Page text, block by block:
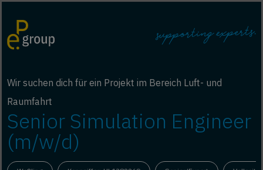
Wir suchen dich für ein Projekt im Bereich Luft- und
Raumfahrt
Senior Simulation Engineer
(m/w/d)